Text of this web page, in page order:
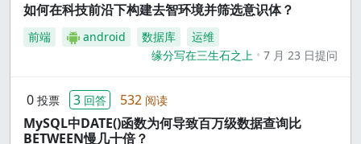
如何在科技前沿下构建去智环境并筛选意识体？
前端 android 数据库
运维
缘分写在三生石之上
7 月 23 日提问
0 投票 3 回答 532 阅读
MySQL中DATE()函数为何导致百万级数据查询比
BETWEEN慢几十倍？